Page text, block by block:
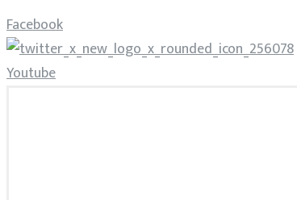
Facebook
Youtube